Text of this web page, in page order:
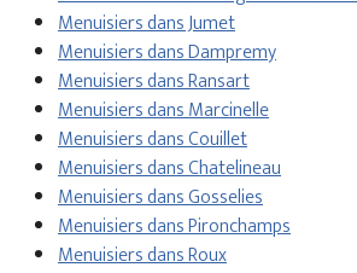
Menuisiers dans Jumet
Menuisiers dans Dampremy
Menuisiers dans Ransart
Menuisiers dans Marcinelle
Menuisiers dans Couillet
Menuisiers dans Chatelineau
Menuisiers dans Gosselies
Menuisiers dans Pironchamps
Menuisiers dans Roux